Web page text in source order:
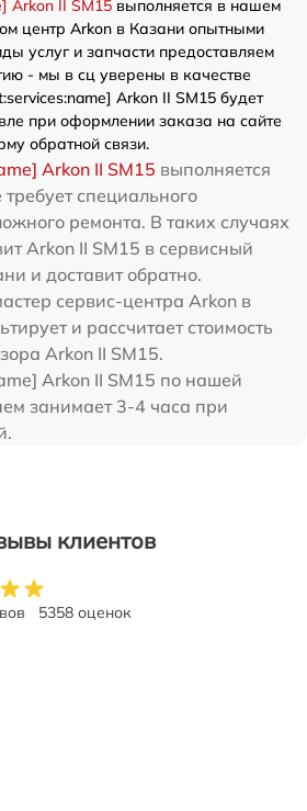
Arkon II SM15 выполняется в нашем
центр Arkon в Казани опытными
услуг и запчасти предоставляем
- мы в сц уверены в качестве
Arkon II SM15 будет
при оформлении заказа на сайте
обратной связи.
Arkon II SM15 выполняется
специального
ремонта. В таких случаях
Arkon II SM15 в сервисный
и доставит обратно.
сервис-центра Arkon в
и рассчитает стоимость
Arkon II SM15.
Arkon II SM15 по нашей
занимает 3-4 часа при
клиентов
5358 оценок